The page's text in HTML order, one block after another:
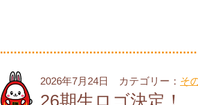
2026年7月24日 カテゴリー： そ
26期生ロゴ決定！